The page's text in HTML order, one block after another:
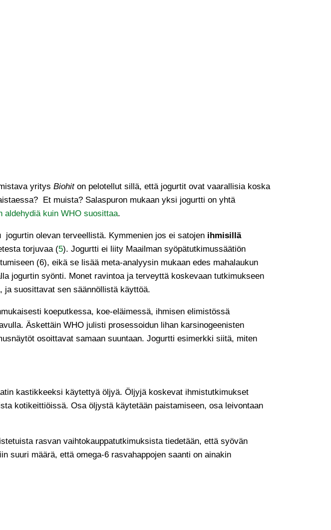
yritysBiohiton pelotellut sillä, että jogurtit ovat vaarallisia koska
Et muista? Salaspuron mukaan yksi jogurtti on yhtä
aldehydiä kuin WHO suosittaa.
olevan terveellistä. Kymmenien jos ei satojen ihmisillä
torjuvaa (5). Jogurtti ei liity Maailman syöpätutkimussäätiön
(6), eikä se lisää meta-analyysin mukaan edes mahalaukun
jogurtin syönti. Monet ravintoa ja terveyttä koskevaan tutkimukseen
ja suosittavat sen säännöllistä käyttöä.
koeputkessa, koe-eläimessä, ihmisen elimistössä
Äskettäin WHO julisti prosessoidun lihan karsinogeenisten
osoittavat samaan suuntaan. Jogurtti esimerkki siitä, miten
kastikkeeksi käytettyä öljyä. Öljyjä koskevat ihmistutkimukset
kotikeittiöissä. Osa öljystä käytetään paistamiseen, osa leivontaan
rasvan vaihtokauppatutkimuksista tiedetään, että syövän
suuri määrä, että omega-6 rasvahappojen saanti on ainakin